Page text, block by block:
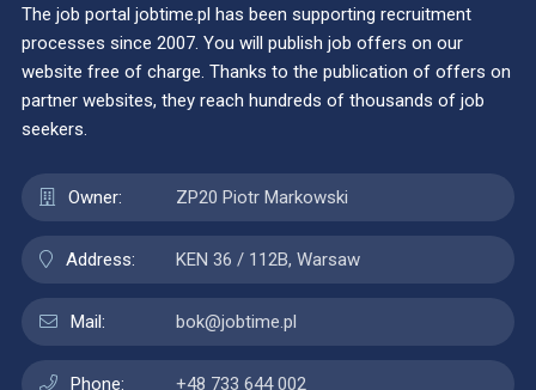
The job portal jobtime.pl has been supporting recruitment
processes since 2007. You will publish job offers on our
website free of charge. Thanks to the publication of offers on
partner websites, they reach hundreds of thousands of job
seekers.
Owner: ZP20 Piotr Markowski
Address: KEN 36 / 112B, Warsaw
Mail: bok@jobtime.pl
Phone: +48 733 644 002